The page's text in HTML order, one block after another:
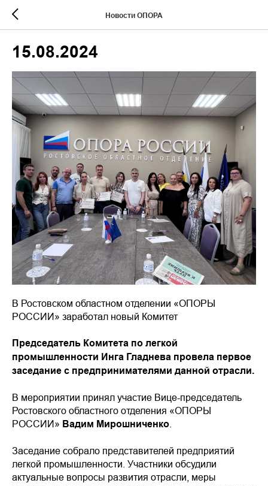
Новости ОПОРА
15.08.2024
В Ростовском областном отделении «ОПОРЫ
РОССИИ» заработал новый Комитет
Председатель Комитета по легкой
промышленности Инга Гладнева провела первое
заседание с предпринимателями данной отрасли.
В мероприятии принял участие Вице-председатель
Ростовского областного отделения «ОПОРЫ
РОССИИ» Вадим Мирошниченко
Заседание собрало представителей предприятий
легкой промышленности. Участники обсудили
актуальные вопросы развития отрасли, меры